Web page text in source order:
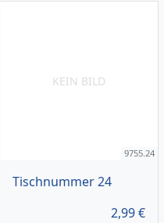
KEIN BILD
9755.24
Tischnummer 24
2,99€